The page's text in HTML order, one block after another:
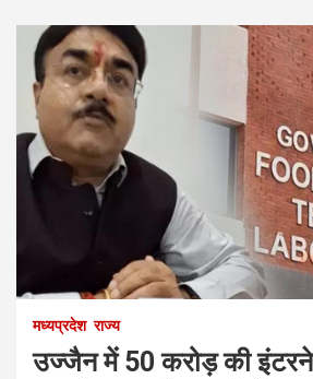
मध्यप्रदेश राज्य
उज्जैन में 50 करोड़ की